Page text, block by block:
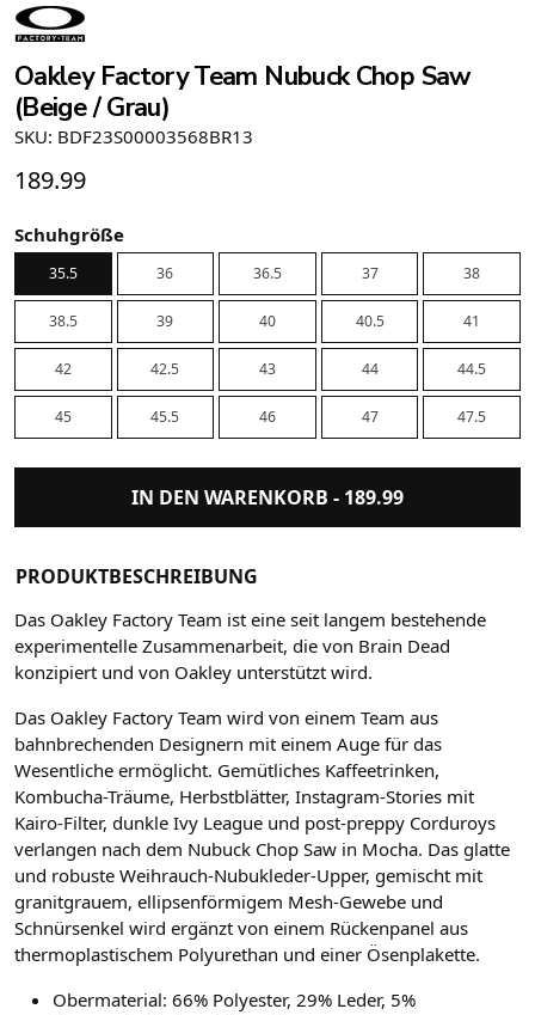
Oakley Factory Team Nubuck Chop Saw
(Beige / Grau)
SKU: BDF23S00003568BR13
189.99
Schuhgröße
35.5 36 36.5 37 38
38.5 39 40 40.5 41
42 42.5 43 44 44.5
45 45.5 46 47 47.5
IN DEN WARENKORB - 189.99
PRODUKTBESCHREIBUNG
Das Oakley Factory Team ist eine seit langem bestehende
experimentelle Zusammenarbeit, die von Brain Dead
konzipiert und von Oakley unterstützt wird.
Das Oakley Factory Team wird von einem Team aus
bahnbrechenden Designern mit einem Auge für das
Wesentliche ermöglicht. Gemütliches Kaffeetrinken,
Kombucha-Träume, Herbstblätter, Instagram-Stories mit
Kairo-Filter, dunkle Ivy League und post-preppy Corduroys
verlangen nach dem Nubuck Chop Saw in Mocha. Das glatte
und robuste Weihrauch-Nubukleder-Upper, gemischt mit
granitgrauem, ellipsenförmigem Mesh-Gewebe und
Schnürsenkel wird ergänzt von einem Rückenpanel aus
thermoplastischem Polyurethan und einer Ösenplakette.
Obermaterial: 66% Polyester, 29% Leder, 5%